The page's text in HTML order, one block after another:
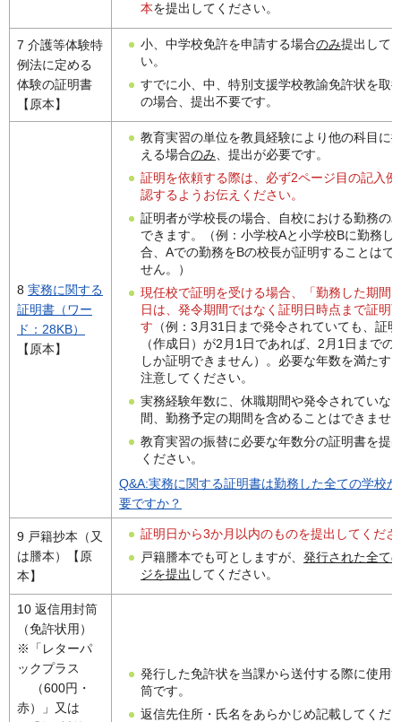
本を提出してください。
7 介護等体験特
例法に定める
体験の証明書
【原本】
小、中学校免許を申請する場合のみ提出して
い。
すでに小、中、特別支援学校教諭免許状を取
の場合、提出不要です。
8 実務に関する
証明書（ワー
ド：28KB）
【原本】
教育実習の単位を教員経験により他の科目に
える場合のみ 、提出が必要です。
証明を依頼する際は、必ず2ページ目の記入例
認するようお伝えください。
証明者が学校長の場合、自校における勤務の
できます。（例：小学校Aと小学校Bに勤務し
合、Aでの勤務をBの校長が証明することはで
せん。）
現任校で証明を受ける場合、「勤務した期間
日は、発令期間ではなく証明日時点まで証明
す （例：3月31日まで発令されていても、証
（作成日）が2月1日であれば、2月1日までの
しか証明できません）。必要な年数を満たす
注意してください。
実務経験年数に、休職期間や発令されていな
間、勤務予定の期間を含めることはできませ
教育実習の振替に必要な年数分の証明書を提
ください。
Q&A:実務に関する証明書は勤務した全ての学校
要ですか？
9 戸籍抄本（又
は謄本）【原
本】
証明日から3か月以内のものを提出してくださ
戸籍謄本でも可としますが、 発行された全て
ジを提出 してください。
10 返信用封筒
（免許状用）
※「レターパ
ックプラス
（600円・
赤）」又は
発行した免許状を当課から送付する際に使用
筒です。
返信先住所・氏名をあらかじめ記載してくだ